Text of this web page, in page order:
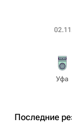
Уфа
Последние